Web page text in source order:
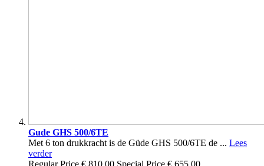
Gude GHS 500/6TE
Met 6 ton drukkracht is de Güde GHS 500/6TE de ... Lees
verder